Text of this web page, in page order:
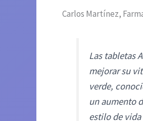
Carlos Martínez,
Las tabletas
mejorar su
verde,
un aumento
estilo de